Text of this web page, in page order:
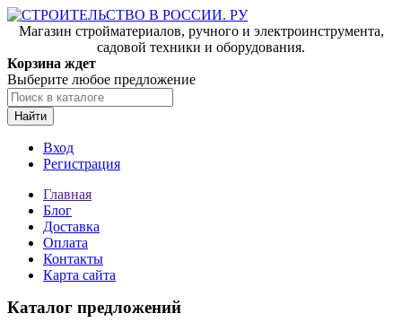
Магазин стройматериалов, ручного и электроинструмента,
садовой техники и оборудования.
Корзина ждет
Выберите любое предложение
Найти
Вход
Регистрация
Главная
Блог
Доставка
Оплата
Контакты
Карта сайта
Каталог предложений